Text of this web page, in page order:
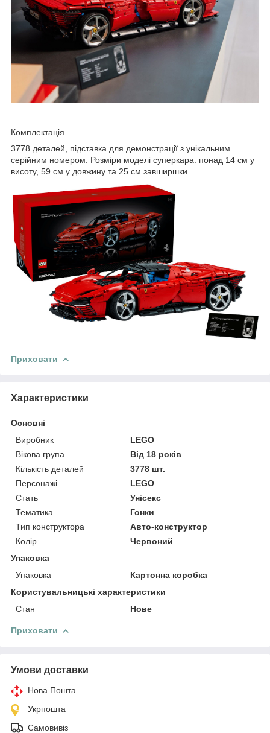
Комплектація
3778 деталей, підставка для демонстрації з унікальним
серійним номером. Розміри моделі суперкара: понад 14 см у
висоту, 59 см у довжину та 25 см завширшки.
Приховати
Характеристики
Основні
Виробник
LEGO
Вікова група
Від 18 років
Кількість деталей
3778 шт.
Персонажі
LEGO
Стать
Унісекс
Тематика
Гонки
Тип конструктора
Авто-конструктор
Колір
Червоний
Упаковка
Упаковка
Картонна коробка
Користувальницькі характеристики
Стан
Нове
Приховати
Умови доставки
Нова Пошта
Укрпошта
Самовивіз